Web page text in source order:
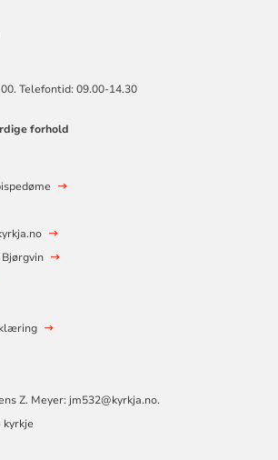
Telefontid: 09.00-14.30
forhold
Z. Meyer: jm532@kyrkja.no.